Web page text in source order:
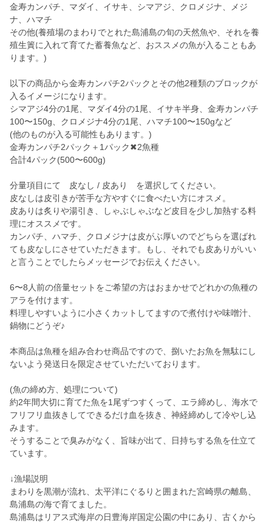
金寿カンパチ、マダイ、イサキ、シマアジ、クロメジナ、メジ
ナ、ハマチ
その他(養殖場のまわりでとれた島浦島の旬の天然魚や、それを養
殖生簀に入れて育てた蓄養魚など、おススメの魚が入ることもあ
ります。)
以下の商品から金寿カンパチ2パックとその他2種類のブロックが
入るイメージになります。
シマアジ4分の1尾、マダイ4分の1尾、イサキ半身、金寿カンパチ
100〜150g、クロメジナ4分の1尾、ハマチ100〜150gなど
(他のものが入る可能性もあります。)
金寿カンパチ2パック＋1パック✖︎2魚種
合計4パック(500〜600g)
分量項目にて 皮なし / 皮あり を選択してください。
皮なしは皮引きが苦手な方やすぐに食べたい方にオスメ。
皮ありは炙りや湯引き、しゃぶしゃぶなど皮目を少し加熱する料
理にオススメです。
カンパチ、ハマチ、クロメジナは皮がぶ厚いのでどちらを選ばれ
ても皮なしにさせていただきます。もし、それでも皮ありがいい
と言うことでしたらメッセージでお伝えください。
6〜8人前の倍量セットをご希望の方はおまかせでどれかの魚種の
アラを付けます。
料理しやすいように小さくカットしてますので煮付けや味噌汁、
鍋物にどうぞ♪
本商品は魚種を組み合わせ商品ですので、捌いたお魚を無駄にし
ないよう発送日を限定させていただいております。
(魚の締め方、処理について)
約2年間大切に育てた魚を1尾ずつすくって、エラ締めし、海水で
フリフリ血抜きしてできるだけ血を抜き、神経締めして冷やし込
みます。
そうすることで臭みがなく、旨味が出て、日持ちする魚を仕立て
ています。
↓漁場説明
まわりを黒潮が流れ、太平洋にぐるりと囲まれた宮崎県の離島、
島浦島の海で育てました。
島浦島はリアス式海岸の日豊海岸国定公園の中にあり、古くから